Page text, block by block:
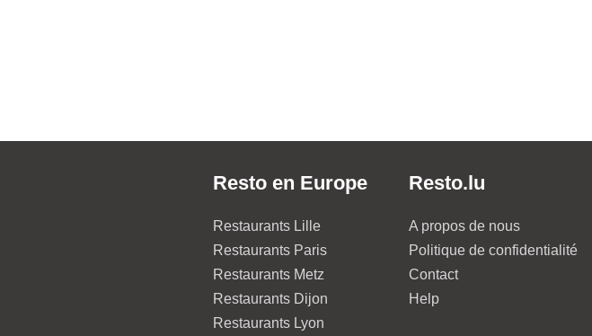
Resto en Europe
Restaurants Lille
Restaurants Paris
Restaurants Metz
Restaurants Dijon
Restaurants Lyon
Resto.lu
A propos de nous
Politique de confidentialité
Contact
Help